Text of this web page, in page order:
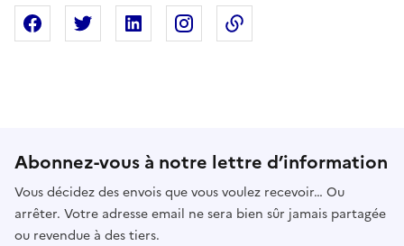
Partager sur Facebook
Partager sur XPartager sur Linkedin
Partager sur Instagram
Abonnez-vous à notre lettre d’information
Vous décidez des envois que vous voulez recevoir… Ou
arrêter. Votre adresse email ne sera bien sûr jamais partagée
ou revendue à des tiers.